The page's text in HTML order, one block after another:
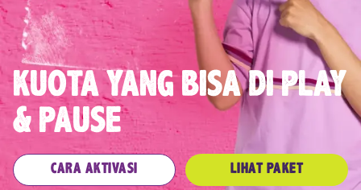
KUOTA YANG BISA DI PLAY
& PAUSE
CARA AKTIVASI LIHAT PAKET